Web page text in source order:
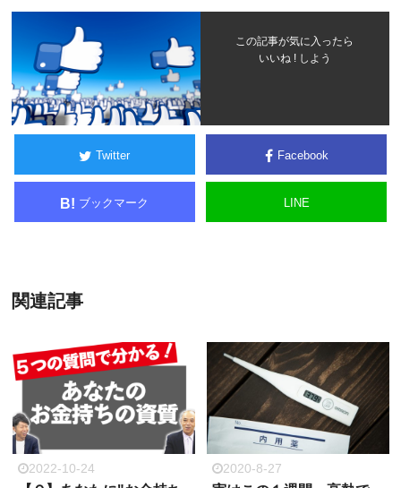
この記事が気に入ったら
いいね ! しよう
Twitter Facebook
B! ブックマーク LINE
関連記事
2022-10-24 2020-8-27